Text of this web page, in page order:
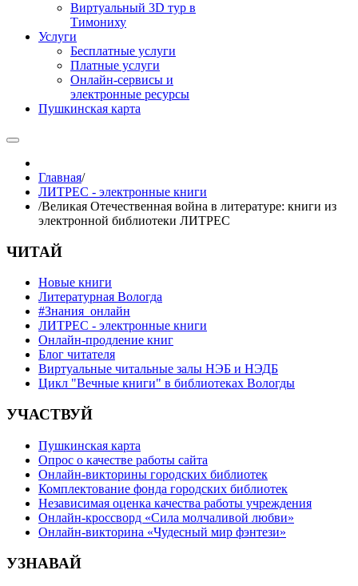
Виртуальный 3D тур в
Тимониху
Услуги
Бесплатные услуги
Платные услуги
Онлайн-сервисы и
электронные ресурсы
Пушкинская карта
Главная/
ЛИТРЕС - электронные книги
/Великая Отечественная война в литературе: книги из
электронной библиотеки ЛИТРЕС
ЧИТАЙ
Новые книги
Литературная Вологда
#Знания_онлайн
ЛИТРЕС - электронные книги
Онлайн-продление книг
Блог читателя
Виртуальные читальные залы НЭБ и НЭДБ
Цикл "Вечные книги" в библиотеках Вологды
УЧАСТВУЙ
Пушкинская карта
Опрос о качестве работы сайта
Онлайн-викторины городских библиотек
Комплектование фонда городских библиотек
Независимая оценка качества работы учреждения
Онлайн-кроссворд «Сила молчаливой любви»
Онлайн-викторина «Чудесный мир фэнтези»
УЗНАВАЙ